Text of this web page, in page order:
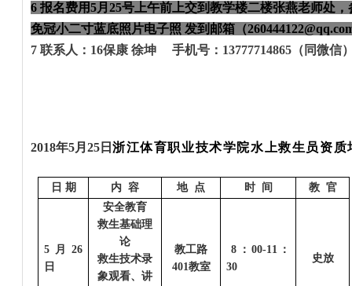
6 报名费用5月 25号上午前上交到教学楼二楼张燕老师处，
免冠小二寸蓝底照片电子照 发到邮箱（260444122
7 联系人： 16保康 徐坤 手机号：13777714865（同微信
2018年5月 25日 浙江体育职业技术学院水上救生员资质
日 期 内 容 地 点 时 间 教 官
5 月26
日
安全教育
救生基础理
论
救生技术录
象观看、讲
教工路
401教室
8：00-11：
30
史放